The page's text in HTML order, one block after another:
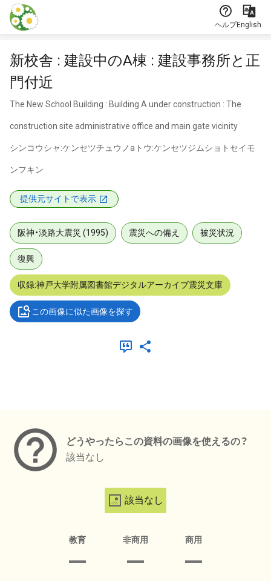
本文に飛ぶ
ヘルプEnglish
新校舎 : 建設中のA棟 : 建設事務所と正
門付近
The New School Building : Building A under construction : The
construction site administrative office and main gate vicinity
シンコウシャ:ケンセツチュウノaトウ:ケンセツジムショトセイモ
ンフキン
提供元サイトで表示
阪神・淡路大震災 (1995) 震災への備え 被災状況
復興
収録:神戸大学附属図書館デジタルアーカイブ震災文庫
この画像に似た画像を探す
どうやったらこの資料の画像を使えるの？
該当なし
該当なし
教育 非商用 商用